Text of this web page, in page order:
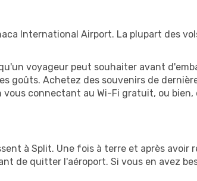
International Airport. La plupart des
voyageur peut souhaiter avant
goûts. Achetez des souvenirs de
connectant au Wi-Fi gratuit, ou
à Split. Une fois à terre et après avoir
de quitter l'aéroport. Si vous en avez